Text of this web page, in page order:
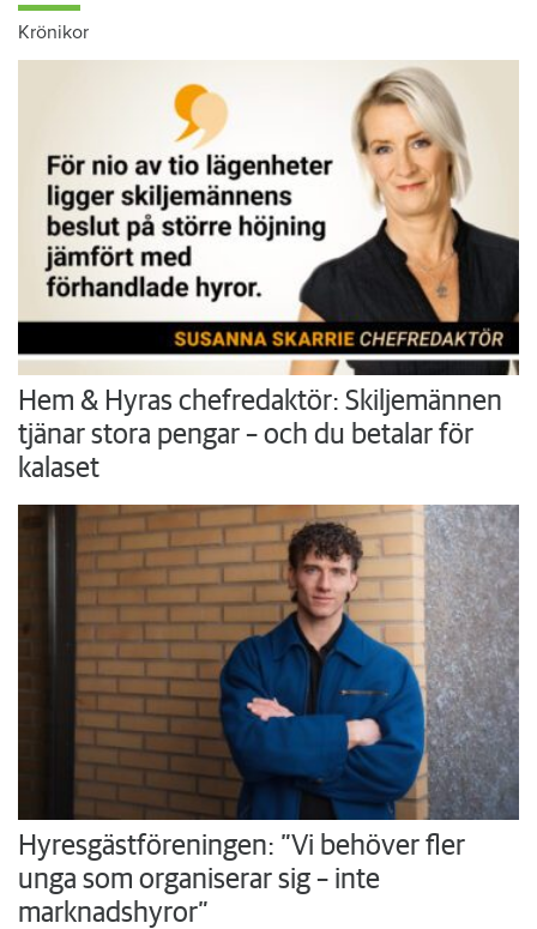
Krönikor
Hem & Hyras chefredaktör: Skiljemännen
tjänar stora pengar – och du betalar för
kalaset
Hyresgästföreningen: ”Vi behöver fler
unga som organiserar sig – inte
marknadshyror”